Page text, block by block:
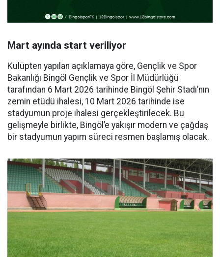
Mart ayında start veriliyor
Kulüpten yapılan açıklamaya göre, Gençlik ve Spor
Bakanlığı Bingöl Gençlik ve Spor İl Müdürlüğü
tarafından 6 Mart 2026 tarihinde Bingöl Şehir Stadı’nın
zemin etüdü ihalesi, 10 Mart 2026 tarihinde ise
stadyumun proje ihalesi gerçekleştirilecek. Bu
gelişmeyle birlikte, Bingöl’e yakışır modern ve çağdaş
bir stadyumun yapım süreci resmen başlamış olacak.